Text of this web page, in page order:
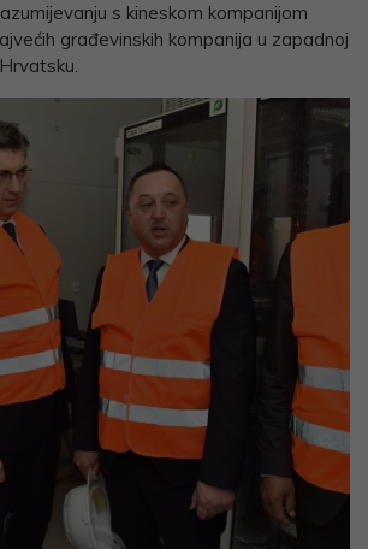
s kineskom kompanijom
građevinskih kompanija u zapadnoj